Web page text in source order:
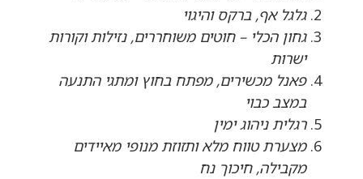
גלגל אף, ברקס והיגוי
גחון הכלי – חוטים משוחררים, נזילות וקורות
ישרות
פאנל מכשירים, מפתח בחוץ ומתגי התנעה
במצב כבוי
רגלית ניהוג ימין
מצערת טווח מלא ותזוזת מנופי מאיידים
מקבילה, חיכוך נח